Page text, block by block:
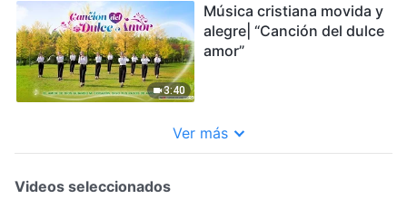
3:40
Música cristiana movida y
alegre| “Canción del dulce
amor”
Ver más
Videos seleccionados